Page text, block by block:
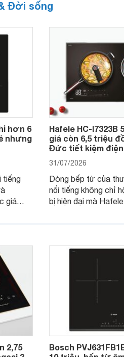
Đời sống
hơn 6
nhưng
tiếng
giá
dễ
Hafele HC-I7323B
giá còn 6,5 triệu
Đức tiết kiệm
31/07/2026
Dòng bếp từ của
nổi tiếng không chỉ
bị hiện đại mà
gia đình.
2,75
Bosch